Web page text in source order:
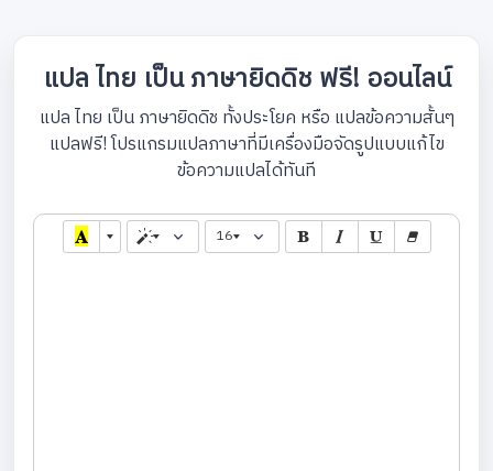
แปล ไทย เป็น ภาษายิดดิช ฟรี! ออนไลน์
แปล ไทย เป็น ภาษายิดดิช ทั้งประโยค หรือ แปลข้อความสั้นๆ
แปลฟรี! โปรแกรมแปลภาษาที่มีเครื่องมือจัดรูปแบบแก้ไข
ข้อความแปลได้ทันที
16